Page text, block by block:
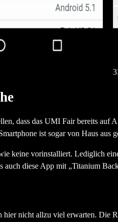
dass das UMI Fair bereits
ist sogar von Haus aus
keine vorinstalliert. Lediglich
auch diese App mit „Titanium
hier nicht allzu viel erwarten. Die